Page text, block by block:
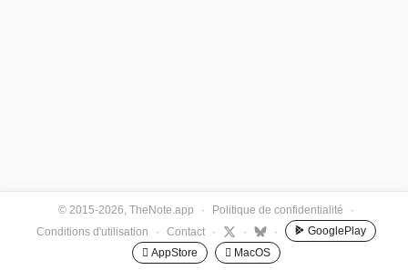
© 2015-2026, TheNote.app · Politique de confidentialité
·
Conditions d'utilisation
· Contact · · ·
GooglePlay
 AppStore
 MacOS